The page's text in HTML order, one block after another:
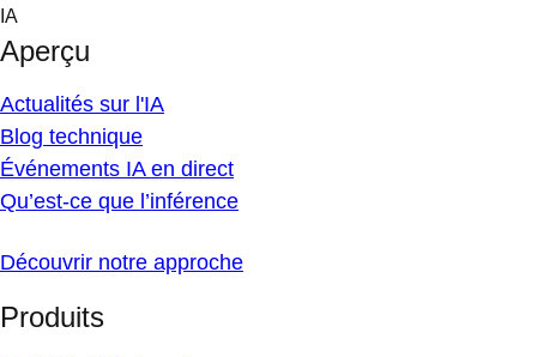
Skip
content
IA
Aperçu
Actualités sur l'IA
Blog technique
Événements IA en direct
Qu’est-ce que l’inférence
Découvrir notre approche
Produits